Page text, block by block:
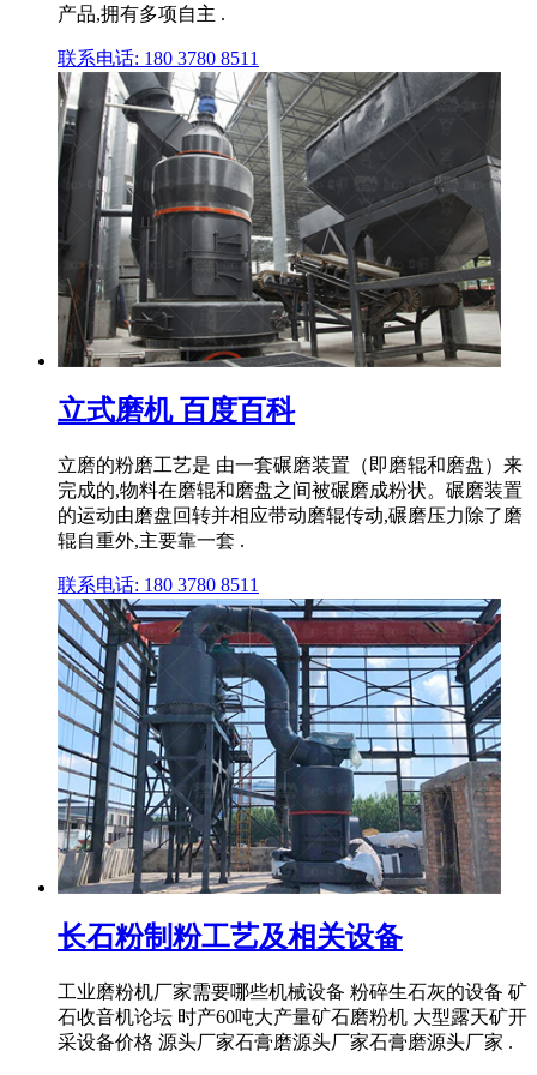
产品,拥有多项自主 .
联系电话: 180 3780 8511
立式磨机 百度百科
立磨的粉磨工艺是 由一套碾磨装置（即磨辊和磨盘）来
完成的,物料在磨辊和磨盘之间被碾磨成粉状。碾磨装置
的运动由磨盘回转并相应带动磨辊传动,碾磨压力除了磨
辊自重外,主要靠一套 .
联系电话: 180 3780 8511
长石粉制粉工艺及相关设备
工业磨粉机厂家需要哪些机械设备 粉碎生石灰的设备 矿
石收音机论坛 时产60吨大产量矿石磨粉机 大型露天矿开
采设备价格 源头厂家石膏磨源头厂家石膏磨源头厂家 .